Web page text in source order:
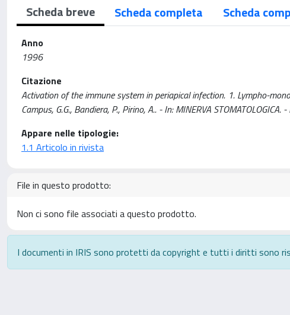
Scheda breve Scheda completa Scheda
Anno
1996
Citazione
Activation of the immune system in periapical infection. 1. Lympho-
Campus, G.G., Bandiera, P., Pirino, A.. - In: MINERVA
Appare nelle tipologie:
1.1 Articolo in rivista
File in questo prodotto:
Non ci sono file associati a questo prodotto.
I documenti in IRIS sono protetti da copyright e tutti i diritti sono